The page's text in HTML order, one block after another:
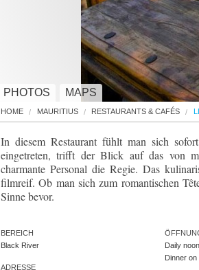
PHOTOS MAPS
HOME MAURITIUS RESTAURANTS & CAFÉS
In diesem Restaurant fühlt man sich
eingetreten, trifft der Blick auf das von
charmante Personal die Regie. Das
filmreif. Ob man sich zum romantischen
Sinne bevor.
BEREICH
Black River
ADRESSE
Daily
Dinner